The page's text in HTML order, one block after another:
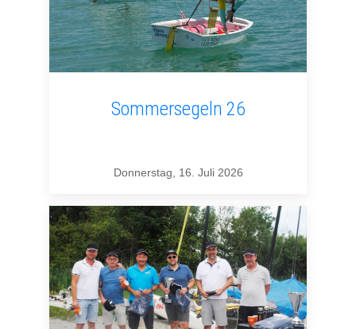
Sommersegeln 26
Donnerstag, 16. Juli 2026